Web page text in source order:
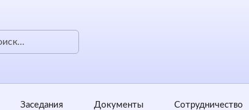
Заседания Документы Сотрудничество